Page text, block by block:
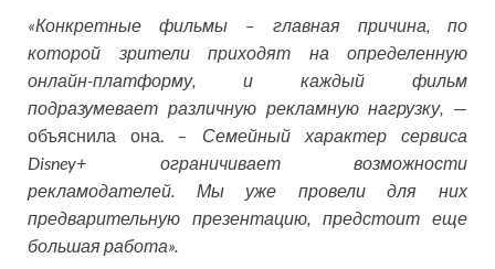
«Конкретные фильмы – главнаяпричина, по
которой зрители приходят на определенную
онлайн-платформу, и каждый
фильм
подразумевает различнуюрекламную нагрузку, —
объяснила она. – Семейный характерсервиса
Disney+ ограничиваетвозможности
рекламодателей. Мы уже провели
для них
предварительную презентацию, предстоит еще
большая работа».